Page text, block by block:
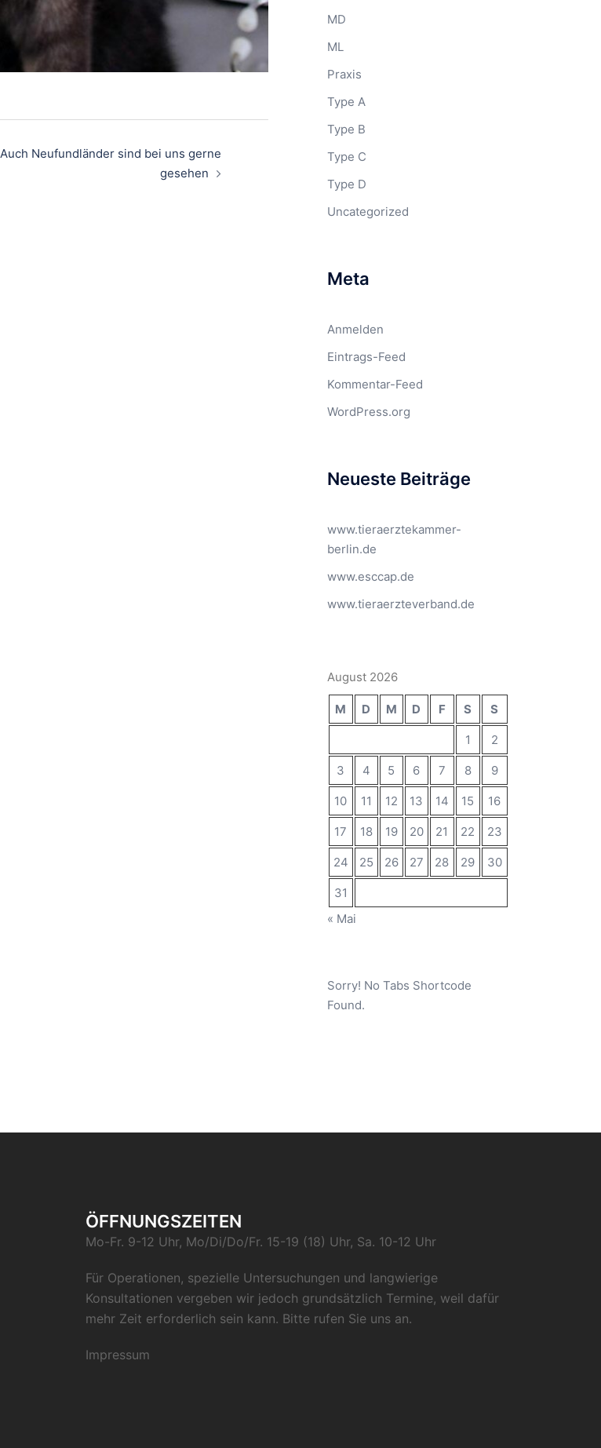
Auch Neufundländer sind bei uns gerne
gesehen
MD
ML
Praxis
Type A
Type B
Type C
Type D
Uncategorized
Meta
Anmelden
Eintrags-Feed
Kommentar-Feed
WordPress.org
Neueste Beiträge
www.tieraerztekammer-
berlin.de
www.esccap.de
www.tieraerzteverband.de
August 2026
M D M D F S S
1 2
3 4 5 6 7 8 9
10 11 12 13 14 15 16
17 18 19 20 21 22 23
24 25 26 27 28 29 30
31
« Mai
Sorry! No Tabs Shortcode
Found.
ÖFFNUNGSZEITEN
Mo-Fr. 9-12 Uhr, Mo/Di/Do/Fr. 15-19 (18) Uhr, Sa. 10-12 Uhr
Für Operationen, spezielle Untersuchungen und langwierige
Konsultationen vergeben wir jedoch grundsätzlich Termine, weil dafür
mehr Zeit erforderlich sein kann. Bitte rufen Sie uns an.
Impressum